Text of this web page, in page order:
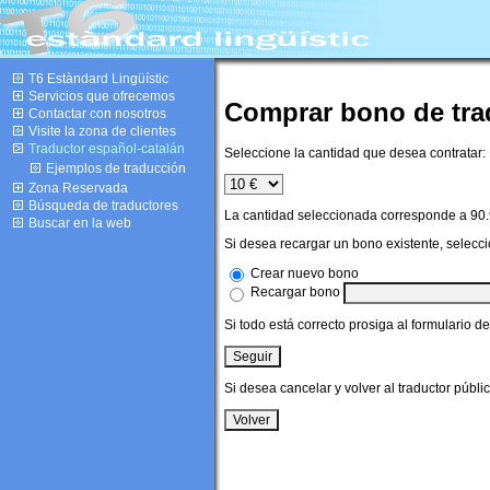
T6 Estàndard Lingüístic
Servicios que ofrecemos
Contactar con nosotros
Visite la zona de clientes
Traductor español-catalán
Ejemplos de traducción
Zona Reservada
Búsqueda de traductores
Buscar en la web
Comprar bono de
Seleccione la cantidad que desea contratar:
La cantidad seleccionada corresponde a
Si desea recargar un bono existente,
Crear nuevo bono
Recargar bono
Si todo está correcto prosiga al formulario
Si desea cancelar y volver al traductor